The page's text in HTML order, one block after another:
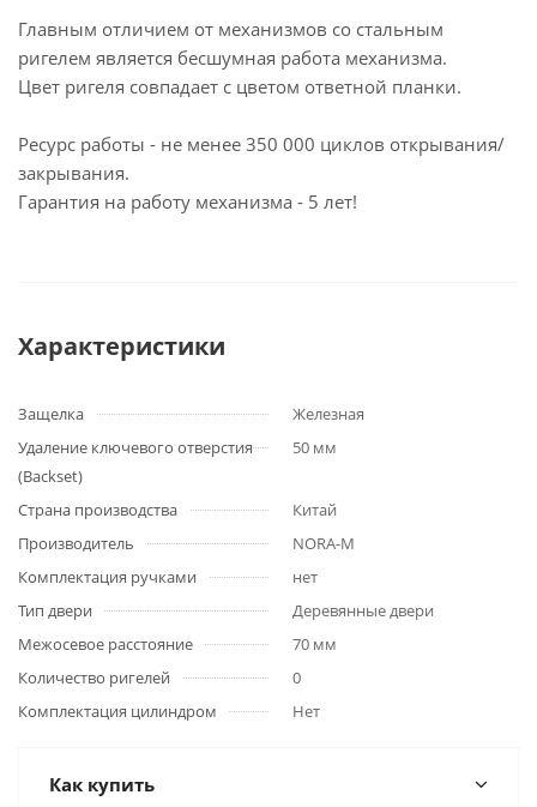
Главным отличием от механизмов со стальным
ригелем является бесшумная работа механизма.
Цвет ригеля совпадает с цветом ответной планки.
Ресурс работы - не менее 350 000 циклов открывания/
закрывания.
Гарантия на работу механизма - 5 лет!
Характеристики
Защелка
Железная
Удаление ключевого отверстия
(Backset)
50 мм
Страна производства
Китай
Производитель
NORA-M
Комплектация ручками
нет
Тип двери
Деревянные двери
Межосевое расстояние
70 мм
Количество ригелей
0
Комплектация цилиндром
Нет
Как купить